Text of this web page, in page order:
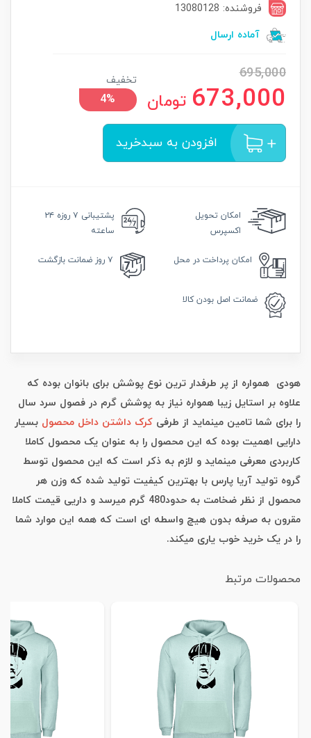
فروشنده: 13080128
آماده ارسال
695,000
673,000 تومان
تخفیف
4%
افزودن به سبدخرید
امکان تحویل
اکسپرس
پشتیبانی
۷ روزه ۲۴
ساعته
امکان پرداخت در محل ۷ روز ضمانت بازگشت
ضمانت اصل بودن کالا
هودی همواره از پر طرفدار ترین نوع پوشش برای بانوان بوده که
علاوه بر استایل زیبا همواره نیاز به پوشش گرم در فصول سرد سال
را برای شما تامین مینماید از طرفی کرک داشتن داخل محصول بسیار
دارایی اهمیت بوده که این محصول را به عنوان یک محصول کاملا
کاربردی معرفی مینماید و لازم به ذکر است که این محصول توسط
گروه تولید آریا پارس با بهترین کیفیت تولید شده که وزن هر
محصول از نظر ضخامت به حدود480 گرم میرسد و داریی قیمت کاملا
مقرون به صرفه بدون هیچ واسطه ای است که همه این موارد شما
را در یک خرید خوب یاری میکند.
محصولات مرتبط